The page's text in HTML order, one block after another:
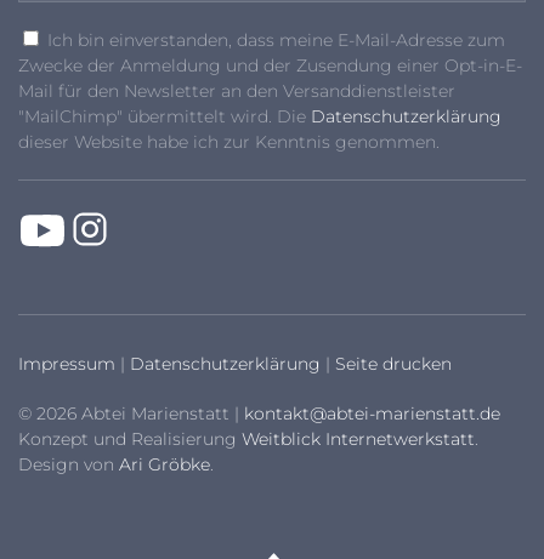
Ich bin einverstanden, dass meine E-Mail-Adresse zum
Zwecke der Anmeldung und der Zusendung einer Opt-in-E-
Mail für den Newsletter an den Versanddienstleister
"MailChimp" übermittelt wird. Die Datenschutzerklärung
dieser Website habe ich zur Kenntnis genommen.
Impressum | Datenschutzerklärung | Seite drucken
© 2026 Abtei Marienstatt | kontakt@abtei-marienstatt.de
Konzept und Realisierung Weitblick Internetwerkstatt.
Design von Ari Gröbke.